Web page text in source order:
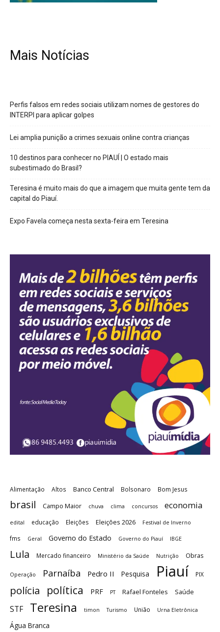
Mais Notícias
Perfis falsos em redes sociais utilizam nomes de gestores do
INTERPI para aplicar golpes
Lei amplia punição a crimes sexuais online contra crianças
10 destinos para conhecer no PIAUÍ | O estado mais
subestimado do Brasil?
Teresina é muito mais do que a imagem que muita gente tem da
capital do Piauí.
Expo Favela começa nesta sexta-feira em Teresina
Alimentação Altos Banco Central Bolsonaro Bom Jesus
brasil Campo Maior chuva clima concursos economia
edital educação Eleições Eleições 2026 Festival de Inverno
fms Geral Governo do Estado Governo do Piauí IBGE
Lula Mercado financeiro Ministério da Saúde Nutrição Obras
Operação Parnaíba Pedro II Pesquisa Piauí PIX
polícia política PRF PT Rafael Fonteles Saúde
STF Teresina timon Turismo União Urna Eletrônica
Água Branca